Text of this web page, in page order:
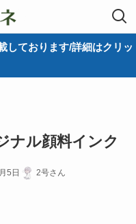
しております/詳細はクリッ
ル顔料インク
5日 2号さん